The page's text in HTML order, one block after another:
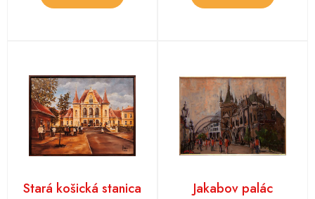
Stará košická stanica Jakabov palác